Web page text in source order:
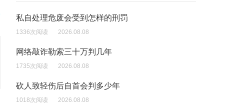
私自处理危废会受到怎样的刑罚
1336次阅读 2026.08.08
网络敲诈勒索三十万判几年
1735次阅读 2026.08.08
砍人致轻伤后自首会判多少年
1018次阅读 2026.08.08